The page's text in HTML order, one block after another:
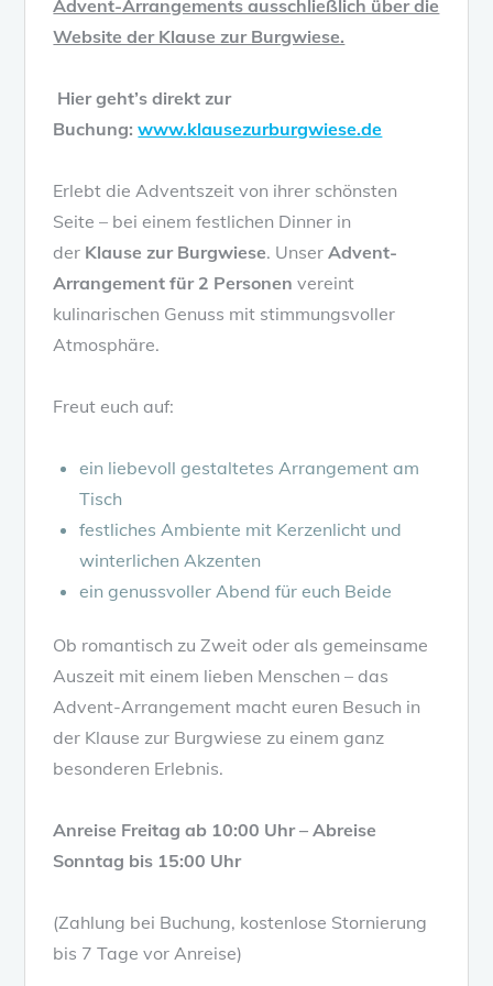
Advent-Arrangements ausschließlich über die
Website der Klause zur Burgwiese.
Hier geht’s direkt zur
Buchung:www.klausezurburgwiese.de
Erlebt die Adventszeit von ihrer schönsten
Seite – bei einem festlichen Dinner in
der Klause zur Burgwiese. UnserAdvent-
Arrangement für 2 Personen vereint
kulinarischen Genuss mit stimmungsvoller
Atmosphäre.
Freut euch auf:
ein liebevoll gestaltetes Arrangement am
Tisch
festliches Ambiente mit Kerzenlicht und
winterlichen Akzenten
ein genussvoller Abend für euch Beide
Ob romantisch zu Zweit oder als gemeinsame
Auszeit mit einem lieben Menschen – das
Advent-Arrangement macht euren Besuch in
der Klause zur Burgwiese zu einem ganz
besonderen Erlebnis.
Anreise Freitag ab 10:00 Uhr – Abreise
Sonntag bis 15:00 Uhr
(Zahlung bei Buchung, kostenlose Stornierung
bis 7 Tage vor Anreise)